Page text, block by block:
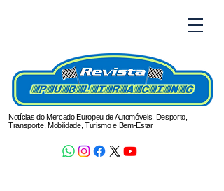
Notícias do Mercado Europeu de Automóveis, Desporto,
Transporte, Mobilidade, Turismo e Bem-Estar